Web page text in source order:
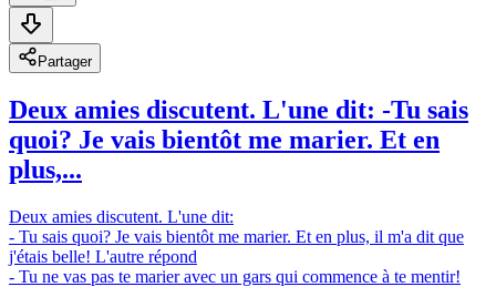
Partager
Deux amies discutent. L'une dit: -Tu sais
quoi? Je vais bientôt me marier. Et en
plus,...
Deux amies discutent. L'une dit:
- Tu sais quoi? Je vais bientôt me marier. Et en plus, il m'a dit que
j'étais belle! L'autre répond
- Tu ne vas pas te marier avec un gars qui commence à te mentir!